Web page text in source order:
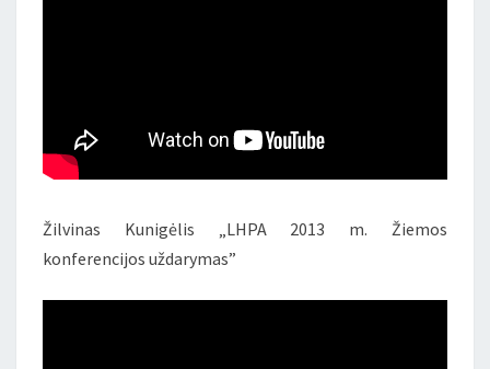
Žilvinas Kunigėlis „LHPA 2013 m. Žiemos
konferencijos uždarymas”